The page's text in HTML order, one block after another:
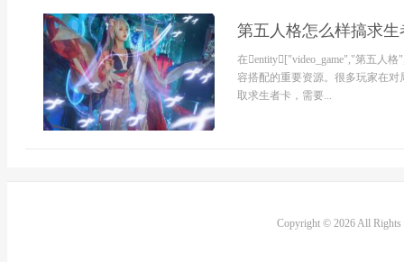
第五人格怎么样搞求生
在entity["video_game","第五人
容搭配的重要资源。很多玩家在
取求生者卡，需要...
Copyright © 2026 All